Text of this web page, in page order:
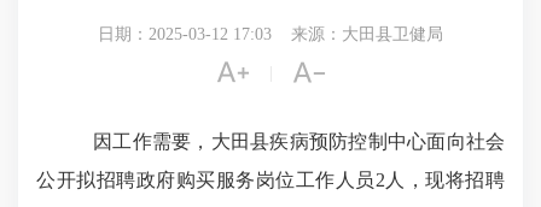
日期：2025-03-12 17:03 来源：大田县卫健局
 
因工作需要，大田县疾病预防控制中心面向社会
公开拟招聘政府购买服务岗位工作人员2 人，现将招聘